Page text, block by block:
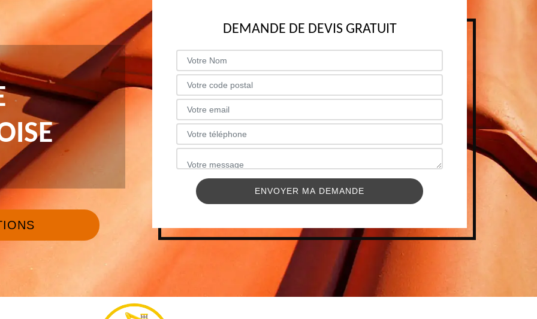
DEMANDE DE DEVIS GRATUIT